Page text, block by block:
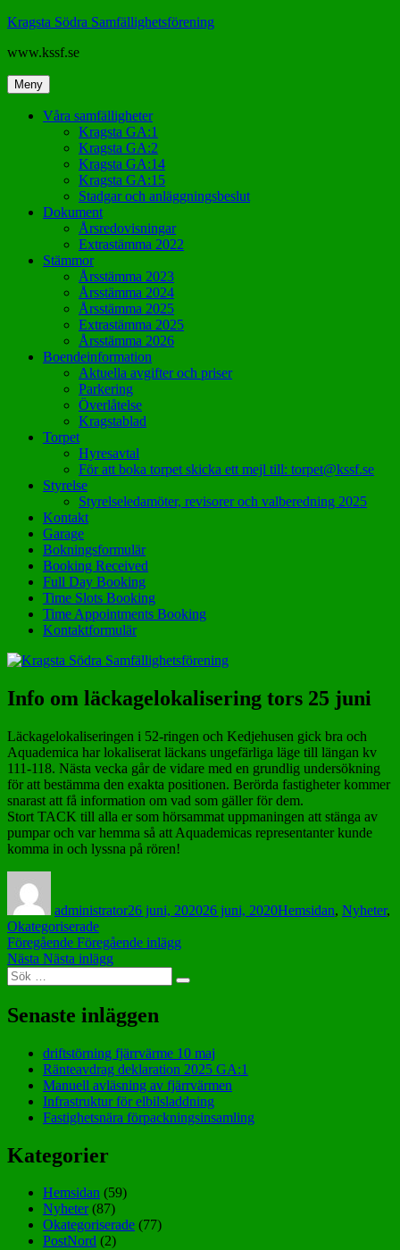
Hoppa
innehåll
Kragsta Södra Samfällighetsförening
www.kssf.se
Meny
Våra samfälligheter
Kragsta GA:1
Kragsta GA:2
Kragsta GA:14
Kragsta GA:15
Stadgar och anläggningsbeslut
Dokument
Årsredovisningar
Extrastämma 2022
Stämmor
Årsstämma 2023
Årsstämma 2024
Årsstämma 2025
Extrastämma 2025
Årsstämma 2026
Boendeinformation
Aktuella avgifter och priser
Parkering
Överlåtelse
Kragstablad
Torpet
Hyresavtal
För att boka torpet skicka ett mejl till: torpet@kssf.se
Styrelse
Styrelseledamöter, revisorer och valberedning 2025
Kontakt
Garage
Bokningsformulär
Booking Received
Full Day Booking
Time Slots Booking
Time Appointments Booking
Kontaktformulär
Info om läckagelokalisering tors 25 juni
Läckagelokaliseringen i 52-ringen och Kedjehusen gick bra och
Aquademica har lokaliserat läckans ungefärliga läge till längan kv
111-118. Nästa vecka går de vidare med en grundlig undersökning
för att bestämma den exakta positionen. Berörda fastigheter kommer
snarast att få information om vad som gäller för dem.
Stort TACK till alla er som hörsammat uppmaningen att stänga av
pumpar och var hemma så att Aquademicas representanter kunde
komma in och lyssna på rören!
administrator26 juni, 202026 juni, 2020Hemsidan, Nyheter,
Okategoriserade
Inläggsnavigering
Föregående Föregående
inlägg:
Föregående inlägg
Nästa Nästa
Nästa inlägg
Sök
efter:
Sök
Senaste inläggen
driftstörning fjärrvärme 10 maj
Ränteavdrag deklaration 2025 GA:1
Manuell avläsning av fjärrvärmen
Infrastruktur för elbilsladdning
Fastighetsnära förpackningsinsamling
Kategorier
Hemsidan (59)
Nyheter(87)
Okategoriserade (77)
PostNord (2)